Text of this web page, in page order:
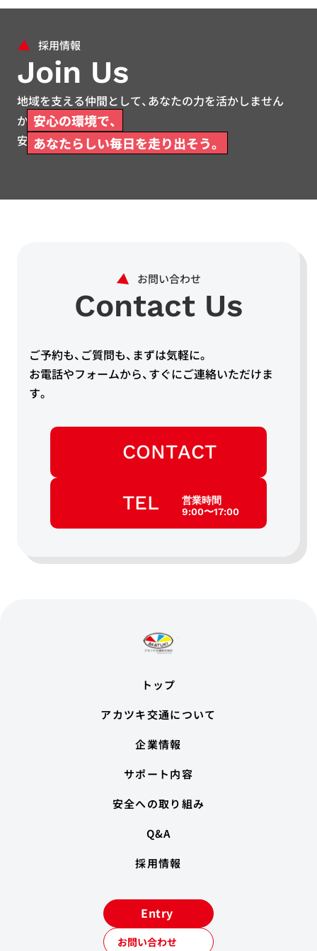
Join Us
地域を支える仲間として、あなたの力を活かしません
か。
安心して働ける環境をご用意しています。
安心の環境で、
あなたらしい毎日を走り出そう。
Contact Us
ご予約も、ご質問も、まずは気軽に。
お電話やフォームから、すぐにご連絡いただけま
す。
CONTACT
TEL
営業時間
9:00〜17:00
トップ
アカツキ交通について
企業情報
サポート内容
安全への取り組み
Q&A
採用情報
お問い合わせ
Entry